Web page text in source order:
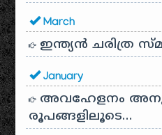
March
ഇന്ത്യൻ ചരിത്ര
January
അവഹേളനം
രൂപങ്ങളിലൂടെ…